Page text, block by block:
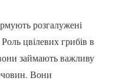
розгалужені
цвілевих грибів в
займають важливу
Вони